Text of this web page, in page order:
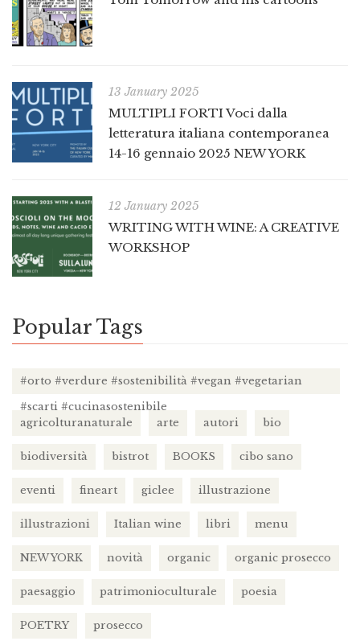
13 January 2025
MULTIPLI FORTI Voci dalla
letteratura italiana contemporanea
14-16 gennaio 2025 NEW YORK
12 January 2025
WRITING WITH WINE: A CREATIVE
WORKSHOP
Popular Tags
#orto #verdure #sostenibilità #vegan #vegetarian
#scarti #cucinasostenibile
agricolturanaturale
arte autori bio
biodiversità bistrot BOOKS cibo sano
eventi fineart giclee illustrazione
illustrazioni Italian wine libri menu
NEW YORK novità organic organic prosecco
paesaggio patrimonioculturale poesia
POETRY prosecco